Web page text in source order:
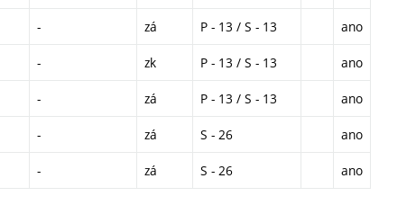
- zá P - 13 / S - 13 ano
- zk P - 13 / S - 13 ano
- zá P - 13 / S - 13 ano
- zá S - 26 ano
- zá S - 26 ano